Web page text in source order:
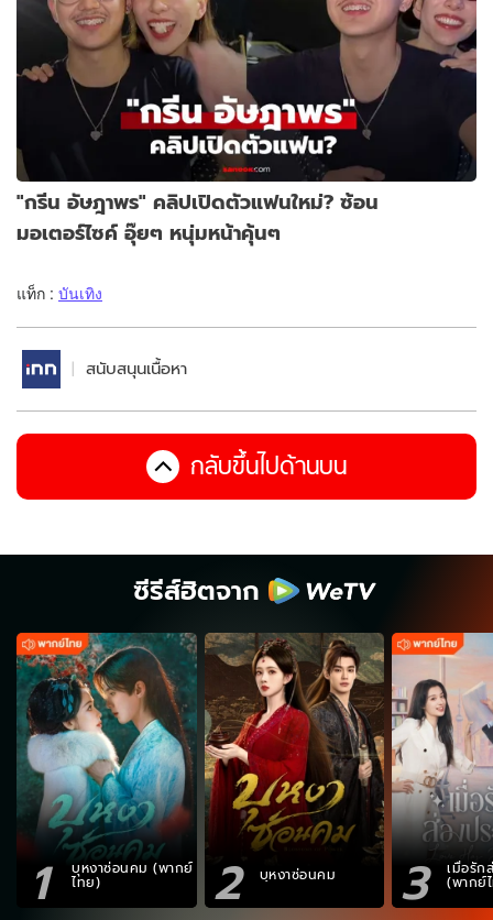
"กรีน อัษฎาพร" คลิปเปิดตัวแฟนใหม่? ซ้อน
มอเตอร์ไซค์ อุ๊ยๆ หนุ่มหน้าคุ้นๆ
แท็ก : บันเทิง
สนับสนุนเนื้อหา
กลับขึ้นไปด้านบน
ซีรีส์ฮิตจาก
1 บุหงาซ่อนคม (พากย์
ไทย) 2 บุหงาซ่อนคม 3 เมื่อรัก
(พากย์